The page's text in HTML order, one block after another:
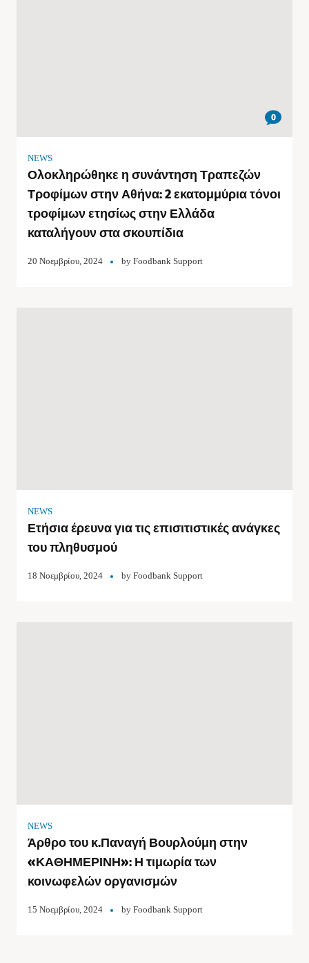
0
NEWS
Ολοκληρώθηκε η συνάντηση Τραπεζών
Τροφίμων στην Αθήνα: 2 εκατομμύρια τόνοι
τροφίμων ετησίως στην Ελλάδα
καταλήγουν στα σκουπίδια
20 Νοεμβρίου, 2024 by Foodbank Support
NEWS
Ετήσια έρευνα για τις επισιτιστικές ανάγκες
του πληθυσμού
18 Νοεμβρίου, 2024 by Foodbank Support
NEWS
Άρθρο του κ.Παναγή Βουρλούμη στην
«ΚΑΘΗΜΕΡΙΝΗ»: Η τιμωρία των
κοινωφελών οργανισμών
15 Νοεμβρίου, 2024 by Foodbank Support